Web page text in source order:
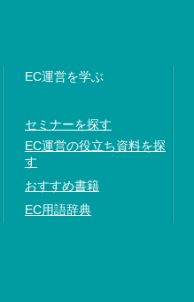
EC運営を学ぶ
セミナーを探す
EC運営の役立ち資料を探
す
おすすめ書籍
EC用語辞典